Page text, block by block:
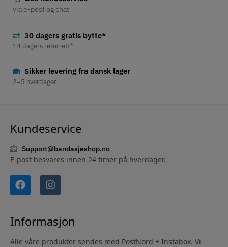
via e-post og chat
30 dagers gratis bytte*
14 dagers returrett*
Sikker levering fra dansk lager
2–5 hverdager
Kundeservice
Support@bandasjeshop.no
E-post besvares innen 24 timer på hverdager.
Informasjon
Alle våre produkter sendes med PostNord + Instabox. Vi